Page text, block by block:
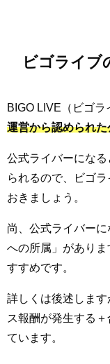
ビゴライブ
BIGO LIVE（ビゴラ
運営から認められ
公式ライバーにな
られるので、ビゴ
おきましょう。
尚、公式ライバー
への所属」があり
すすめです。
詳しくは後述しま
ス報酬が発生する
ています。